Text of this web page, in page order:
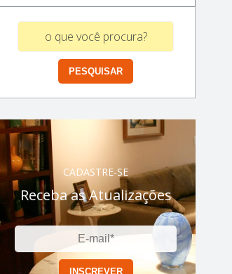
CADASTRE-SE
Receba as Atualizações